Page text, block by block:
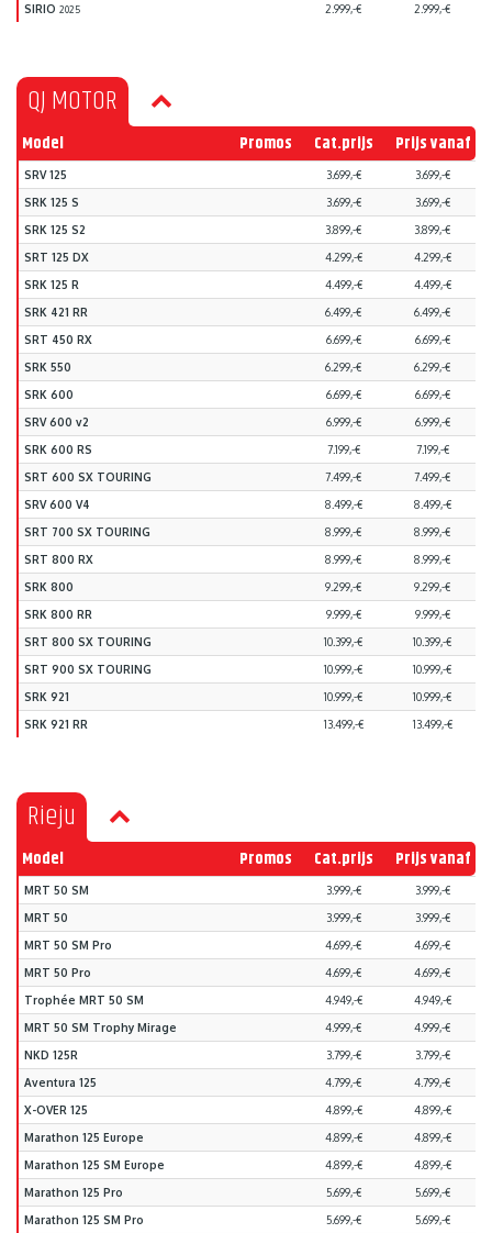
SIRIO 2025 2.999,-€ 2.999,-€
QJ MOTOR
Model Promos Cat.prijs Prijs vanaf
SRV 125 3.699,-€ 3.699,-€
SRK 125 S 3.699,-€ 3.699,-€
SRK 125 S2 3.899,-€ 3.899,-€
SRT 125 DX 4.299,-€ 4.299,-€
SRK 125 R 4.499,-€ 4.499,-€
SRK 421 RR 6.499,-€ 6.499,-€
SRT 450 RX 6.699,-€ 6.699,-€
SRK 550 6.299,-€ 6.299,-€
SRK 600 6.699,-€ 6.699,-€
SRV 600 v2 6.999,-€ 6.999,-€
SRK 600 RS 7.199,-€ 7.199,-€
SRT 600 SX TOURING 7.499,-€ 7.499,-€
SRV 600 V4 8.499,-€ 8.499,-€
SRT 700 SX TOURING 8.999,-€ 8.999,-€
SRT 800 RX 8.999,-€ 8.999,-€
SRK 800 9.299,-€ 9.299,-€
SRK 800 RR 9.999,-€ 9.999,-€
SRT 800 SX TOURING 10.399,-€ 10.399,-€
SRT 900 SX TOURING 10.999,-€ 10.999,-€
SRK 921 10.999,-€ 10.999,-€
SRK 921 RR 13.499,-€ 13.499,-€
Rieju
Model Promos Cat.prijs Prijs vanaf
MRT 50 SM 3.999,-€ 3.999,-€
MRT 50 3.999,-€ 3.999,-€
MRT 50 SM Pro 4.699,-€ 4.699,-€
MRT 50 Pro 4.699,-€ 4.699,-€
Trophée MRT 50 SM 4.949,-€ 4.949,-€
MRT 50 SM Trophy Mirage 4.999,-€ 4.999,-€
NKD 125R 3.799,-€ 3.799,-€
Aventura 125 4.799,-€ 4.799,-€
X-OVER 125 4.899,-€ 4.899,-€
Marathon 125 Europe 4.899,-€ 4.899,-€
Marathon 125 SM Europe 4.899,-€ 4.899,-€
Marathon 125 Pro 5.699,-€ 5.699,-€
Marathon 125 SM Pro 5.699,-€ 5.699,-€